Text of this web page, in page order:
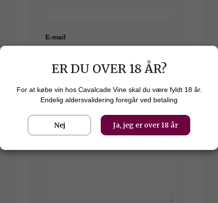
E-mail
ER DU OVER 18 ÅR?
For at købe vin hos Cavalcade Vine skal du være fyldt 18 år.
Endelig aldersvalidering foregår ved betaling
Nej Ja, jeg er over 18 år